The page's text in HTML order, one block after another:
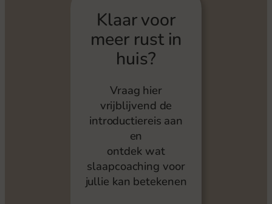
Klaar voor
meer rust in
huis?
Vraag hier
vrijblijvend de
introductiereis aan
en
ontdek wat
slaapcoaching voor
jullie kan betekenen